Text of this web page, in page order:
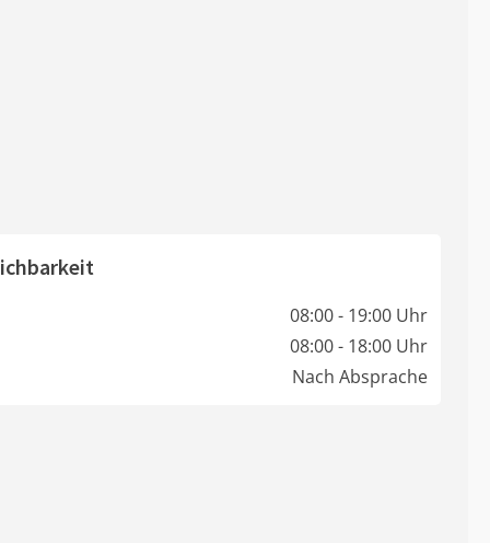
08:00 - 19:00 Uhr
08:00 - 18:00 Uhr
Nach Absprache